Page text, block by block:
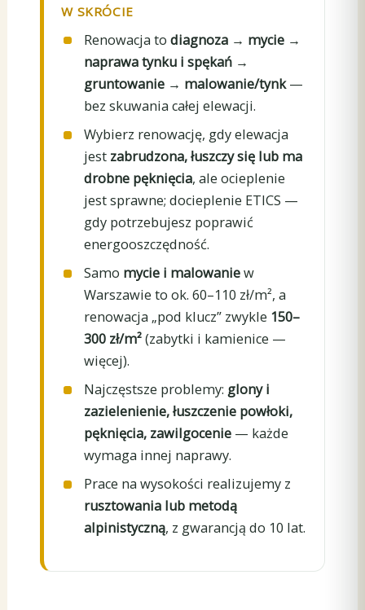
W SKRÓCIE
Renowacja todiagnoza → mycie →
naprawa tynku i spękań →
gruntowanie → malowanie/tynk—
bez skuwania całej elewacji.
Wybierz renowację, gdy elewacja
jest zabrudzona, łuszczy się lub ma
drobne pęknięcia, ale ocieplenie
jest sprawne; docieplenie ETICS —
gdy potrzebujesz poprawić
energooszczędność.
Samo mycie i malowaniew
Warszawie to ok. 60–110 zł/m², a
renowacja „pod klucz” zwykle 150–
300 zł/m²(zabytki i kamienice —
więcej).
Najczęstsze problemy: glony i
zazielenienie, łuszczenie powłoki,
pęknięcia, zawilgocenie — każde
wymaga innej naprawy.
Prace na wysokości realizujemy z
rusztowania lub metodą
alpinistyczną, z gwarancją do 10 lat.